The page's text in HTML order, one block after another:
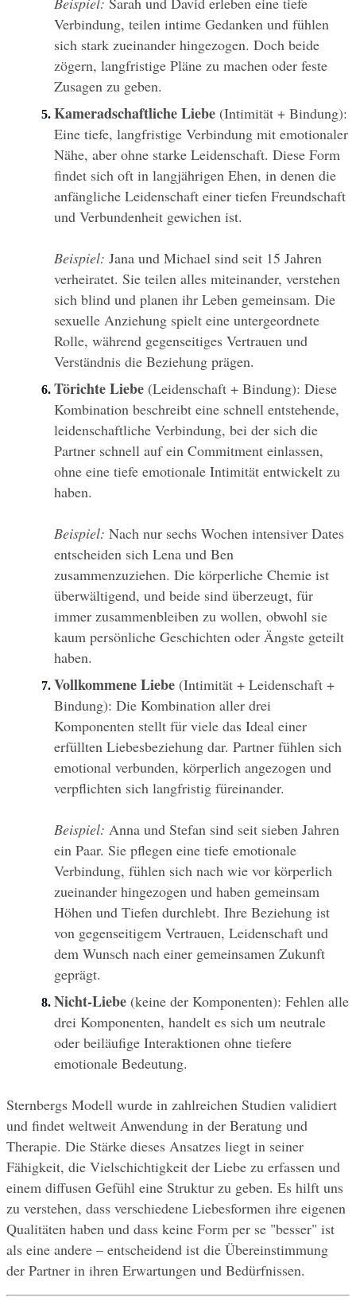
Verbindung, teilen intime Gedanken und fühlen
sich stark zueinander hingezogen. Doch beide
zögern, langfristige Pläne zu machen oder feste
Zusagen zu geben.
Kameradschaftliche Liebe (Intimität + Bindung):
Eine tiefe, langfristige Verbindung mit emotionaler
Nähe, aber ohne starke Leidenschaft. Diese Form
findet sich oft in langjährigen Ehen, in denen die
anfängliche Leidenschaft einer tiefen Freundschaft
und Verbundenheit gewichen ist.
Beispiel: Jana und Michael sind seit 15 Jahren
verheiratet. Sie teilen alles miteinander, verstehen
sich blind und planen ihr Leben gemeinsam. Die
sexuelle Anziehung spielt eine untergeordnete
Rolle, während gegenseitiges Vertrauen und
Verständnis die Beziehung prägen.
Törichte Liebe (Leidenschaft + Bindung): Diese
Kombination beschreibt eine schnell entstehende,
leidenschaftliche Verbindung, bei der sich die
Partner schnell auf ein Commitment einlassen,
ohne eine tiefe emotionale Intimität entwickelt zu
haben.
Beispiel: Nach nur sechs Wochen intensiver Dates
entscheiden sich Lena und Ben
zusammenzuziehen. Die körperliche Chemie ist
überwältigend, und beide sind überzeugt, für
immer zusammenbleiben zu wollen, obwohl sie
kaum persönliche Geschichten oder Ängste geteilt
haben.
Vollkommene Liebe (Intimität + Leidenschaft +
Bindung): Die Kombination aller drei
Komponenten stellt für viele das Ideal einer
erfüllten Liebesbeziehung dar. Partner fühlen sich
emotional verbunden, körperlich angezogen und
verpflichten sich langfristig füreinander.
Beispiel: Anna und Stefan sind seit sieben Jahren
ein Paar. Sie pflegen eine tiefe emotionale
Verbindung, fühlen sich nach wie vor körperlich
zueinander hingezogen und haben gemeinsam
Höhen und Tiefen durchlebt. Ihre Beziehung ist
von gegenseitigem Vertrauen, Leidenschaft und
dem Wunsch nach einer gemeinsamen Zukunft
geprägt.
Nicht-Liebe (keine der Komponenten): Fehlen alle
drei Komponenten, handelt es sich um neutrale
oder beiläufige Interaktionen ohne tiefere
emotionale Bedeutung.
Sternbergs Modell wurde in zahlreichen Studien validiert
und findet weltweit Anwendung in der Beratung und
Therapie. Die Stärke dieses Ansatzes liegt in seiner
Fähigkeit, die Vielschichtigkeit der Liebe zu erfassen und
einem diffusen Gefühl eine Struktur zu geben. Es hilft uns
zu verstehen, dass verschiedene Liebesformen ihre eigenen
Qualitäten haben und dass keine Form per se "besser" ist
als eine andere – entscheidend ist die Übereinstimmung
der Partner in ihren Erwartungen und Bedürfnissen.